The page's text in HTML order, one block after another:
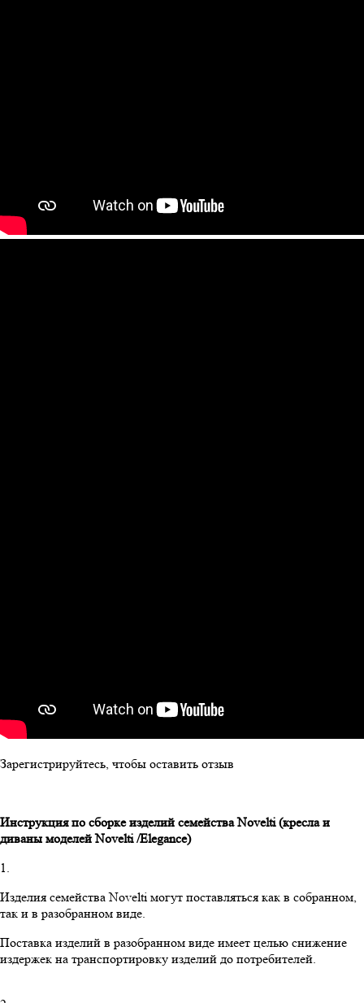
Зарегистрируйтесь, чтобы оставить отзыв
Инструкция по сборке изделий семействаNovelti(кресла и
диваны моделейNovelti/Elegance)
1.
Изделия семейства Novelti могут поставляться как в собранном,
так и в разобранном виде.
Поставка изделий в разобранном виде имеет целью снижение
издержек на транспортировку изделий до потребителей.